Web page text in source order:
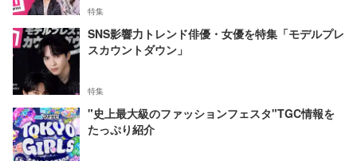
特集
SNS影響力トレンド俳優・女優を特集「モデルプレ
スカウントダウン」
特集
"史上最大級のファッションフェスタ"TGC情報を
たっぷり紹介